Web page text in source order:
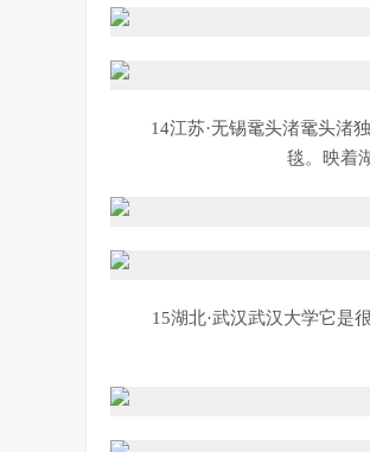
14江苏·无锡鼋头渚鼋头渚
毯。映着
15湖北·武汉武汉大学它是